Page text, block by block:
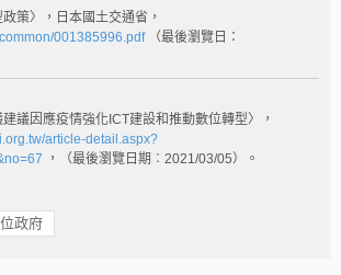
策〉，日本國土交通省，
001385996.pdf（最後瀏覽日：
議因應疫情強化ICT建設和推動數位轉型〉，
article-detail.aspx?
，（最後瀏覽日期︰2021/03/05）。
政府